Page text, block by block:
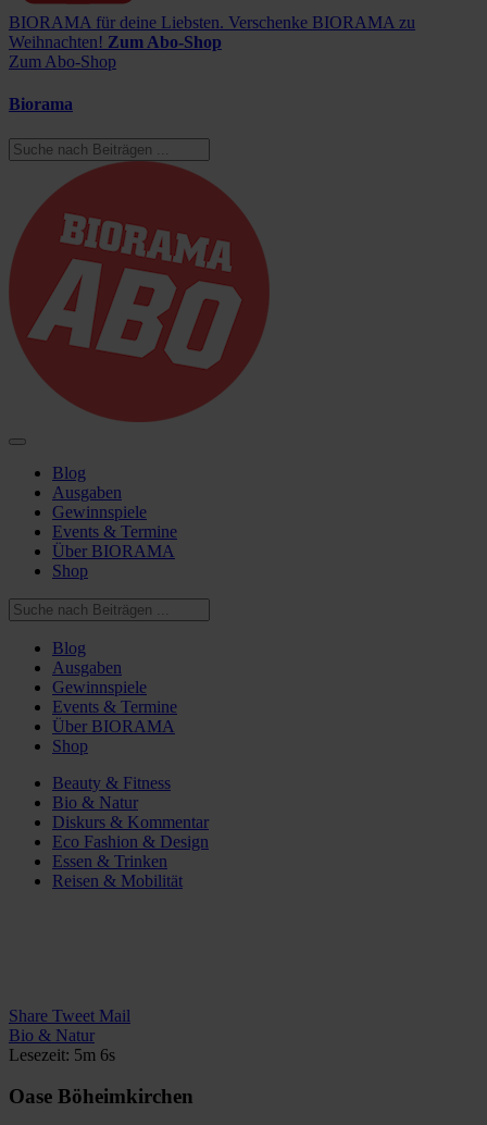
BIORAMA für deine Liebsten. Verschenke BIORAMA zu
Weihnachten! Zum Abo-Shop
Zum Abo-Shop
Biorama
Blog
Ausgaben
Gewinnspiele
Events & Termine
Über BIORAMA
Shop
Blog
Ausgaben
Gewinnspiele
Events & Termine
Über BIORAMA
Shop
Beauty & Fitness
Bio & Natur
Diskurs & Kommentar
Eco Fashion & Design
Essen & Trinken
Reisen & Mobilität
Share Tweet Mail
Bio & Natur
Lesezeit: 5m 6s
Oase Böheimkirchen